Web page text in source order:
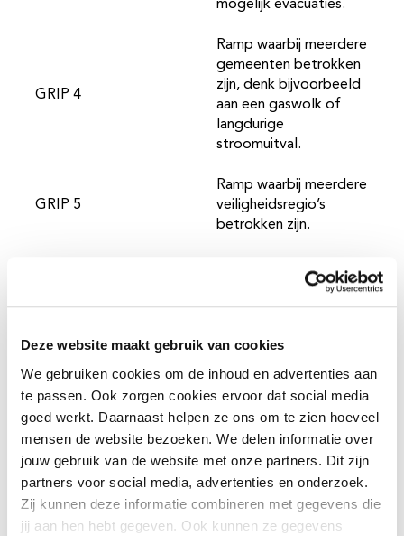
Deze website maakt gebruik van cookies
We gebruiken cookies om de inhoud en advertenties aan
te passen. Ook zorgen cookies ervoor dat social media
goed werkt. Daarnaast helpen ze ons om te zien hoeveel
mensen de website bezoeken. We delen informatie over
jouw gebruik van de website met onze partners. Dit zijn
partners voor social media, advertenties en onderzoek.
Zij kunnen deze informatie combineren met gegevens die
jij aan hen hebt gegeven. Ook kunnen ze gegevens
mogelijk evacuaties.
GRIP 4
Ramp waarbij meerdere
gemeenten betrokken
zijn, denk bijvoorbeeld
aan een gaswolk of
langdurige
stroomuitval.
GRIP 5
Ramp waarbij meerdere
veiligheidsregio’s
betrokken zijn.
Elke GRIP heeft zijn
eigen aanpak
Bij een GRIP zijn altijd meerdere partijen betrokken en
wordt er multidisciplinair samengewerkt. Denk
bijvoorbeeld aan de politie, brandweer en de
ambulancediensten. Door te werken met een GRIP
weten alle partijen precies hoe de lijnen lopen, wie wat
doet én wie de beslissingen neemt. Hierdoor kan
iedereen snel handelen.